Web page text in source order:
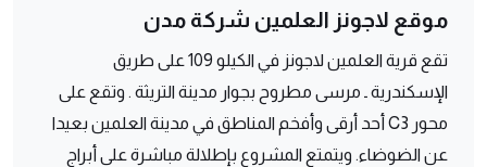
موقع لاجونز العلمين شركة مدن
تقع قرية العلمين لاجونز في الكيلو 109 على طريق
الإسكندرية ـ مرسى مطروح بجوار مدينة التريثة . وتقع على
محور C3 أحد أرقى وأفخم المناطق في مدينة العلمين بعيدا
عن الضوضاء. ويتمتع المشروع بإطلالة مباشرة على أبراج